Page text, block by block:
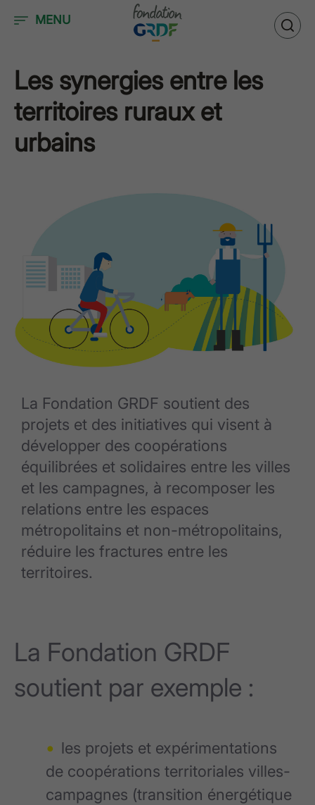
MENU
Les synergies entre les
territoires ruraux et
urbains
La Fondation GRDF soutient des
projets et des initiatives qui visent à
développer des coopérations
équilibrées et solidaires entre les villes
et les campagnes, à recomposer les
relations entre les espaces
métropolitains et non-métropolitains,
réduire les fractures entre les
territoires.
La Fondation GRDF
soutient par exemple :
les projets et expérimentations
de coopérations territoriales villes-
campagnes (transition énergétique